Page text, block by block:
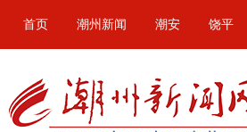
首页 潮州新闻 潮安 饶平